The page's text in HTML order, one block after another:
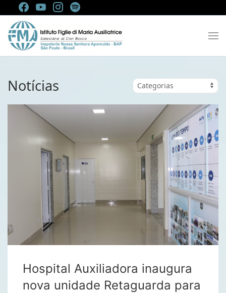
Notícias
Hospital Auxiliadora inaugura
nova unidade Retaguarda para